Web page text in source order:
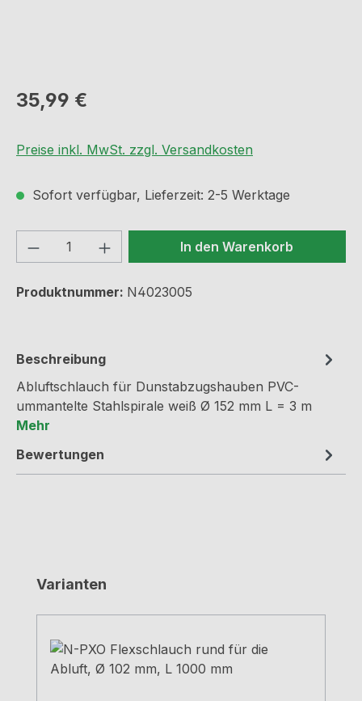
Regulärer Preis:
35,99 €
Preise inkl. MwSt. zzgl. Versandkosten
Sofort verfügbar, Lieferzeit: 2-5 Werktage
Produkt Anzahl: Gib denIn den Warenkorb
Produktnummer: N4023005
Beschreibung
Abluftschlauch für Dunstabzugshauben PVC-
ummantelte Stahlspirale weiß Ø 152 mm L = 3 m
Mehr
Bewertungen
Produktgalerie überspringen
Varianten